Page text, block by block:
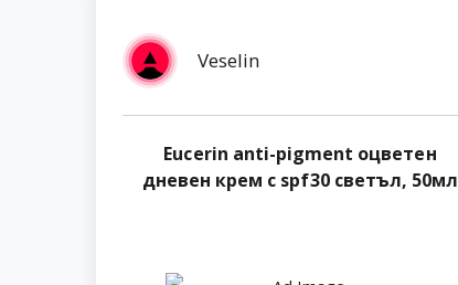
Veselin
Eucerin anti-pigment оцветен
днeвен крем с spf30 светъл, 50мл